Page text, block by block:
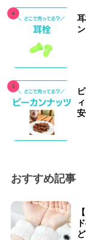
おすすめ記事